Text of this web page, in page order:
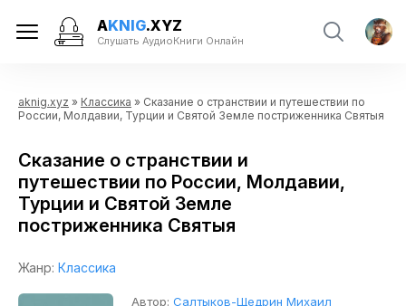
AKNIG.XYZ
Слушать АудиоКниги Онлайн
aknig.xyz » Классика » Сказание о странствии и путешествии по
России, Молдавии, Турции и Святой Земле постриженника Святыя
Сказание о странствии и
путешествии по России, Молдавии,
Турции и Святой Земле
постриженника Святыя
Жанр: Классика
Автор: Салтыков-Щедрин Михаил